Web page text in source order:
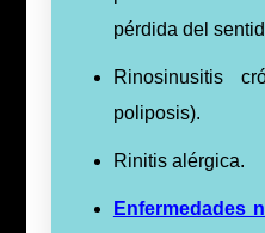
pérdida del
Rinosinusitis
poliposis).
Rinitis alérgica.
Enfermedades